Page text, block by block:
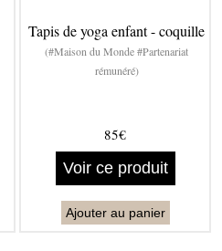
Tapis de yoga enfant - coquille
(#Maison du Monde #Partenariat
rémunéré)
85€
Voir ce produit
Ajouter au panier